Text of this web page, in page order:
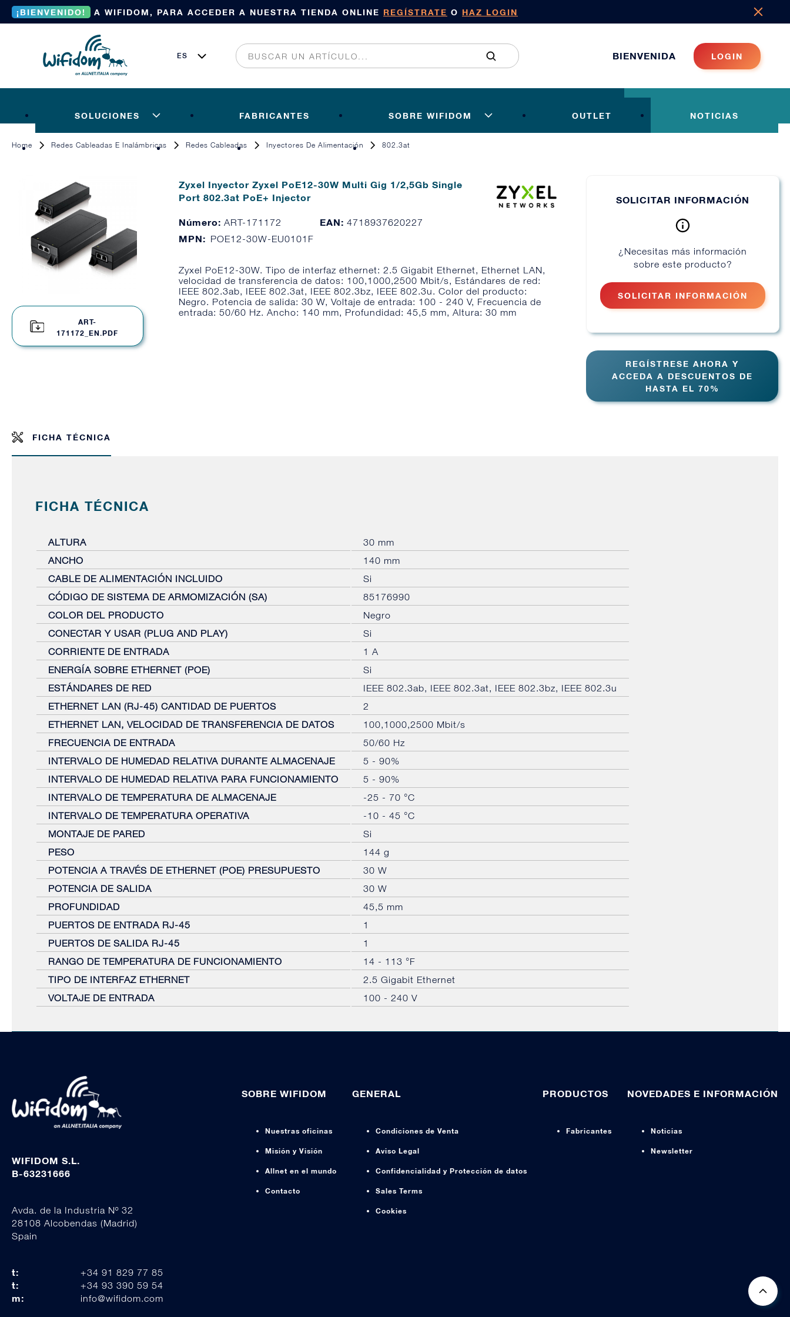
¡BIENVENIDO! A WIFIDOM, PARA ACCEDER A NUESTRA TIENDA ONLINE REGÍSTRATE O HAZ LOGIN
BIENVENIDA LOGIN
SOLUCIONES FABRICANTES SOBRE WIFIDOM OUTLET NOTICIAS
Home Redes Cableadas E Inalámbricas Redes Cableadas Inyectores De Alimentación 802.3at
ART-
171172_EN.PDF
Zyxel Inyector Zyxel PoE12-30W Multi Gig 1/2,5Gb Single
Port 802.3at PoE+ Injector
Número:ART-171172 EAN: 4718937620227
MPN: POE12-30W-EU0101F
Zyxel PoE12-30W. Tipo de interfaz ethernet: 2.5 Gigabit Ethernet, Ethernet LAN,
velocidad de transferencia de datos: 100,1000,2500 Mbit/s, Estándares de red:
IEEE 802.3ab, IEEE 802.3at, IEEE 802.3bz, IEEE 802.3u. Color del producto:
Negro. Potencia de salida: 30 W, Voltaje de entrada: 100 - 240 V, Frecuencia de
entrada: 50/60 Hz. Ancho: 140 mm, Profundidad: 45,5 mm, Altura: 30 mm
SOLICITAR INFORMACIÓN
¿Necesitas más información
sobre este producto?
SOLICITAR INFORMACIÓN
REGÍSTRESE AHORA Y
ACCEDA A DESCUENTOS DE
HASTA EL 70%
FICHA TÉCNICA
FICHA TÉCNICA
ALTURA
30 mm
ANCHO
140 mm
CABLE DE ALIMENTACIÓN INCLUIDO
Si
CÓDIGO DE SISTEMA DE ARMOMIZACIÓN (SA)
85176990
COLOR DEL PRODUCTO
Negro
CONECTAR Y USAR (PLUG AND PLAY)
Si
CORRIENTE DE ENTRADA
1 A
ENERGÍA SOBRE ETHERNET (POE)
Si
ESTÁNDARES DE RED
IEEE 802.3ab, IEEE 802.3at, IEEE 802.3bz, IEEE 802.3u
ETHERNET LAN (RJ-45) CANTIDAD DE PUERTOS
2
ETHERNET LAN, VELOCIDAD DE TRANSFERENCIA DE DATOS
100,1000,2500 Mbit/s
FRECUENCIA DE ENTRADA
50/60 Hz
INTERVALO DE HUMEDAD RELATIVA DURANTE ALMACENAJE
5 - 90%
INTERVALO DE HUMEDAD RELATIVA PARA FUNCIONAMIENTO
5 - 90%
INTERVALO DE TEMPERATURA DE ALMACENAJE
-25 - 70 °C
INTERVALO DE TEMPERATURA OPERATIVA
-10 - 45 °C
MONTAJE DE PARED
Si
PESO
144 g
POTENCIA A TRAVÉS DE ETHERNET (POE) PRESUPUESTO
30 W
POTENCIA DE SALIDA
30 W
PROFUNDIDAD
45,5 mm
PUERTOS DE ENTRADA RJ-45
1
PUERTOS DE SALIDA RJ-45
1
RANGO DE TEMPERATURA DE FUNCIONAMIENTO
14 - 113 °F
TIPO DE INTERFAZ ETHERNET
2.5 Gigabit Ethernet
VOLTAJE DE ENTRADA
100 - 240 V
WIFIDOM S.L.
B-63231666
Avda. de la Industria Nº 32
28108 Alcobendas (Madrid)
Spain
t: +34 91 829 77 85
t: +34 93 390 59 54
m: info@wifidom.com
SOBRE WIFIDOM
Nuestras oficinas
Misión y Visión
Allnet en el mundo
Contacto
GENERAL
Condiciones de Venta
Aviso Legal
Confidencialidad y Protección de datos
Sales Terms
Cookies
PRODUCTOS
Fabricantes
NOVEDADES E INFORMACIÓN
Noticias
Newsletter